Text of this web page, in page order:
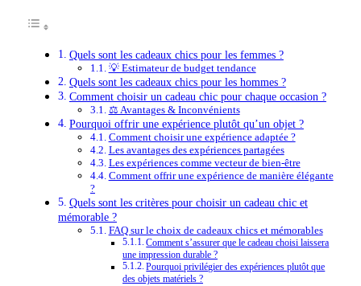
Quels sont les cadeaux chics pour les femmes ?
💡 Estimateur de budget tendance
Quels sont les cadeaux chics pour les hommes ?
Comment choisir un cadeau chic pour chaque occasion ?
⚖️ Avantages & Inconvénients
Pourquoi offrir une expérience plutôt qu’un objet ?
Comment choisir une expérience adaptée ?
Les avantages des expériences partagées
Les expériences comme vecteur de bien-être
Comment offrir une expérience de manière élégante
?
Quels sont les critères pour choisir un cadeau chic et
mémorable ?
FAQ sur le choix de cadeaux chics et mémorables
Comment s’assurer que le cadeau choisi laissera
une impression durable ?
Pourquoi privilégier des expériences plutôt que
des objets matériels ?